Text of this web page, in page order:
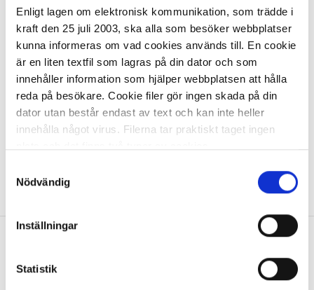
Enligt lagen om elektronisk kommunikation, som trädde i
kraft den 25 juli 2003, ska alla som besöker webbplatser
kunna informeras om vad cookies används till. En cookie
är en liten textfil som lagras på din dator och som
innehåller information som hjälper webbplatsen att hålla
reda på besökare. Cookie filer gör ingen skada på din
dator utan består endast av text och kan inte heller
innehålla något virus. Filerna tar praktiskt taget ingen
Den ena typen sparar en fil permanent på din dator,
dessa används för att exempelvis kunna mäta hur du
som besökare rör dig på hemsidan. Detta enbart för att
kunna erbjuda besökaren bättre tjänster och service.
funktioner för detta. Informationen som sparas på din
dator är endast ett unikt nummer utan någon koppling till
Nödvändig
Inställningar
Statistik
322,32 kr
I lager 45 st ca 1-2 dagar
- + KÖP
Visa